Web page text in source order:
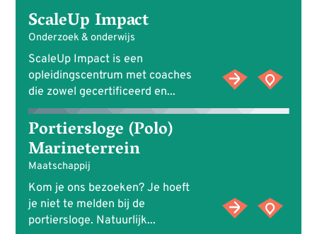
ScaleUp Impact
Onderzoek & onderwijs
ScaleUp Impact is een
opleidingscentrum met coaches
die zowel gecertificeerd en...
Portiersloge (Polo)
Marineterrein
Maatschappij
Kom je ons bezoeken? Je hoeft
je niet te melden bij de
portiersloge. Natuurlijk...